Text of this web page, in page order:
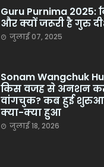
Guru Purnima
और क्यों जरूरी है गुरु
जुलाई 07, 2025
Sonam Wangchuk
किस वजह से अनशन
वांगचुक? कब हुई
क्या-क्या हुआ
जुलाई 18, 2026